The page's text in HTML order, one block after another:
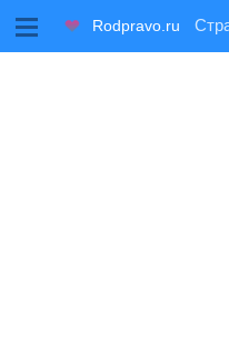
M Rodpravo.ru